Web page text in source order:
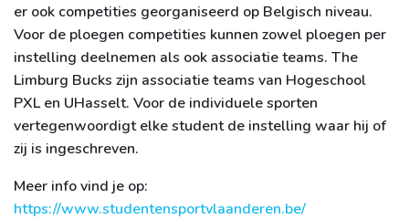
er ook competities georganiseerd op Belgisch niveau.
Voor de ploegen competities kunnen zowel ploegen per
instelling deelnemen als ook associatie teams. The
Limburg Bucks zijn associatie teams van Hogeschool
PXL en UHasselt. Voor de individuele sporten
vertegenwoordigt elke student de instelling waar hij of
zij is ingeschreven.
Meer info vind je op:
https://www.studentensportvlaanderen.be/